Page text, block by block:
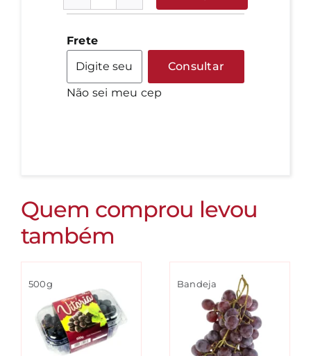
Frete
Consultar
Não sei meu cep
Quem comprou levou
também
500g Bandeja